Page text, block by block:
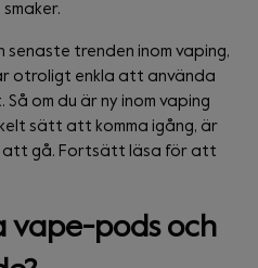
trenden inom vaping,
otroligt enkla att använda
om du är ny inom vaping
sätt att komma igång, är
att gå. Fortsätt läsa för att
vape-pods och